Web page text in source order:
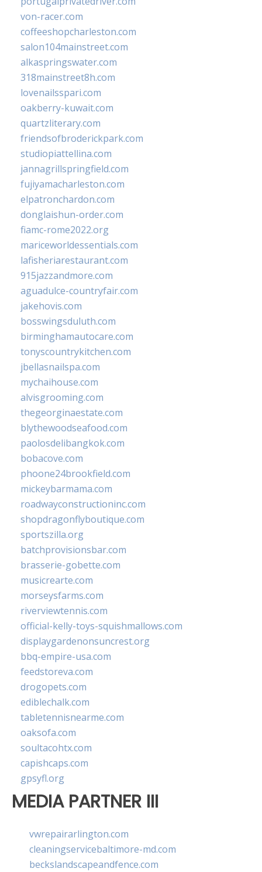
von-racer.com
coffeeshopcharleston.com
salon104mainstreet.com
alkaspringswater.com
318mainstreet8h.com
lovenailsspari.com
oakberry-kuwait.com
quartzliterary.com
friendsofbroderickpark.com
studiopiattellina.com
jannagrillspringfield.com
fujiyamacharleston.com
elpatronchardon.com
donglaishun-order.com
fiamc-rome2022.org
mariceworldessentials.com
lafisheriarestaurant.com
915jazzandmore.com
aguadulce-countryfair.com
jakehovis.com
bosswingsduluth.com
birminghamautocare.com
tonyscountrykitchen.com
jbellasnailspa.com
mychaihouse.com
alvisgrooming.com
thegeorginaestate.com
blythewoodseafood.com
paolosdelibangkok.com
bobacove.com
phoone24brookfield.com
mickeybarmama.com
roadwayconstructioninc.com
shopdragonflyboutique.com
sportszilla.org
batchprovisionsbar.com
brasserie-gobette.com
musicrearte.com
morseysfarms.com
riverviewtennis.com
official-kelly-toys-squishmallows.com
displaygardenonsuncrest.org
bbq-empire-usa.com
feedstoreva.com
drogopets.com
ediblechalk.com
tabletennisnearme.com
oaksofa.com
soultacohtx.com
capishcaps.com
gpsyfl.org
MEDIA PARTNER III
vwrepairarlington.com
cleaningservicebaltimore-md.com
beckslandscapeandfence.com